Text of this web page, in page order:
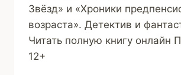
Звёзд» и «Хроники
возраста». Детектив и
Читать полную книгу онлайн
12+